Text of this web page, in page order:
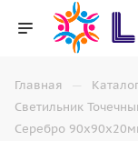
Главная —
Светильник
Серебро